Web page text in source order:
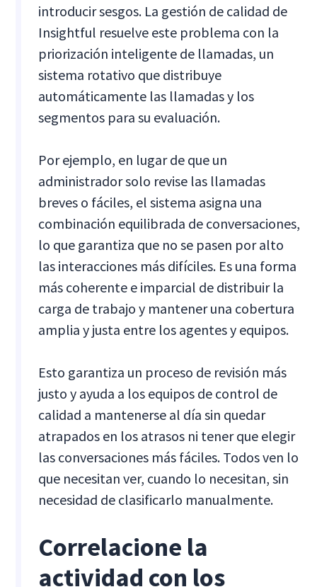
introducir sesgos. La gestión de calidad de
Insightful resuelve este problema con la
priorización inteligente de llamadas, un
sistema rotativo que distribuye
automáticamente las llamadas y los
segmentos para su evaluación.
Por ejemplo, en lugar de que un
administrador solo revise las llamadas
breves o fáciles, el sistema asigna una
combinación equilibrada de conversaciones,
lo que garantiza que no se pasen por alto
las interacciones más difíciles. Es una forma
más coherente e imparcial de distribuir la
carga de trabajo y mantener una cobertura
amplia y justa entre los agentes y equipos.
Esto garantiza un proceso de revisión más
justo y ayuda a los equipos de control de
calidad a mantenerse al día sin quedar
atrapados en los atrasos ni tener que elegir
las conversaciones más fáciles. Todos ven lo
que necesitan ver, cuando lo necesitan, sin
necesidad de clasificarlo manualmente.
Correlacione la
actividad con los